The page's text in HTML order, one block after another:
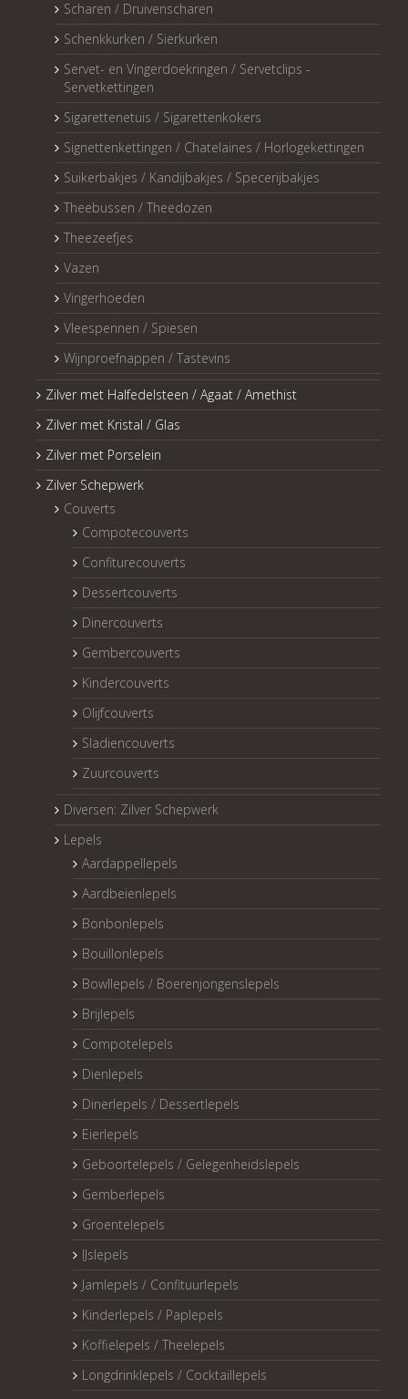
Scharen / Druivenscharen
Schenkkurken / Sierkurken
Servet- en Vingerdoekringen / Servetclips -
Servetkettingen
Sigarettenetuis / Sigarettenkokers
Signettenkettingen / Chatelaines / Horlogekettingen
Suikerbakjes / Kandijbakjes / Specerijbakjes
Theebussen / Theedozen
Theezeefjes
Vazen
Vingerhoeden
Vleespennen / Spiesen
Wijnproefnappen / Tastevins
Zilver met Halfedelsteen / Agaat / Amethist
Zilver met Kristal / Glas
Zilver met Porselein
Zilver Schepwerk
Couverts
Compotecouverts
Confiturecouverts
Dessertcouverts
Dinercouverts
Gembercouverts
Kindercouverts
Olijfcouverts
Sladiencouverts
Zuurcouverts
Diversen: Zilver Schepwerk
Lepels
Aardappellepels
Aardbeienlepels
Bonbonlepels
Bouillonlepels
Bowllepels / Boerenjongenslepels
Brijlepels
Compotelepels
Dienlepels
Dinerlepels / Dessertlepels
Eierlepels
Geboortelepels / Gelegenheidslepels
Gemberlepels
Groentelepels
IJslepels
Jamlepels / Confituurlepels
Kinderlepels / Paplepels
Koffielepels / Theelepels
Longdrinklepels / Cocktaillepels